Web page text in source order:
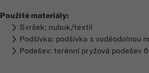
Použité materiály:
Svršek: nubuk/textil
Podšívka: podšívka s voděodolnou
Podešev: terénní pryžová podešev